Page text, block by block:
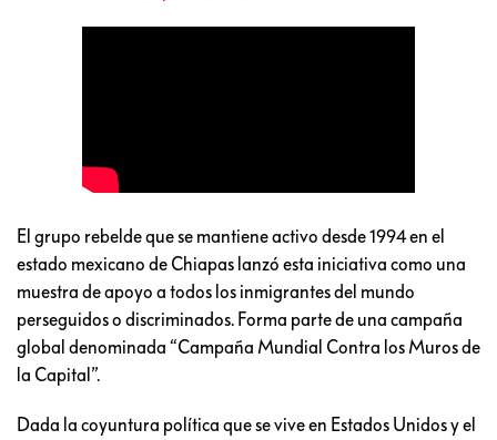
El grupo rebelde que se mantiene activo desde 1994 en el
estado mexicano de Chiapas lanzó esta iniciativa como una
muestra de apoyo a todos los inmigrantes del mundo
perseguidos o discriminados. Forma parte de una campaña
global denominada “Campaña Mundial Contra los Muros de
la Capital”.
Dada la coyuntura política que se vive en Estados Unidos y el